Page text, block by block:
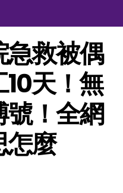
救被偶
天！無
！全網
怎麼